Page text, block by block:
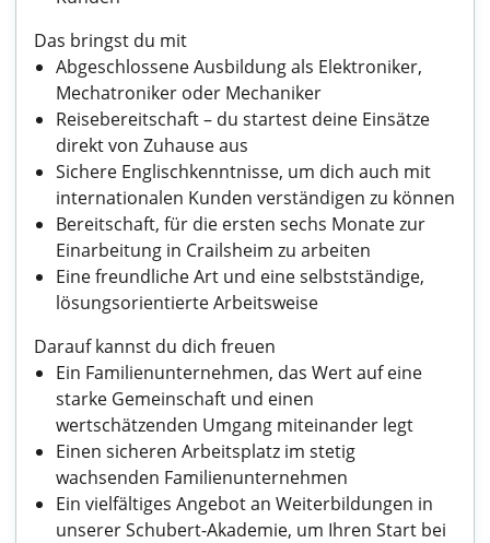
Das bringst du mit
Abgeschlossene Ausbildung als Elektroniker,
Mechatroniker oder Mechaniker
Reisebereitschaft – du startest deine Einsätze
direkt von Zuhause aus
Sichere Englischkenntnisse, um dich auch mit
internationalen Kunden verständigen zu können
Bereitschaft, für die ersten sechs Monate zur
Einarbeitung in Crailsheim zu arbeiten
Eine freundliche Art und eine selbstständige,
lösungsorientierte Arbeitsweise
Darauf kannst du dich freuen
Ein Familienunternehmen, das Wert auf eine
starke Gemeinschaft und einen
wertschätzenden Umgang miteinander legt
Einen sicheren Arbeitsplatz im stetig
wachsenden Familienunternehmen
Ein vielfältiges Angebot an Weiterbildungen in
unserer Schubert-Akademie, um Ihren Start bei